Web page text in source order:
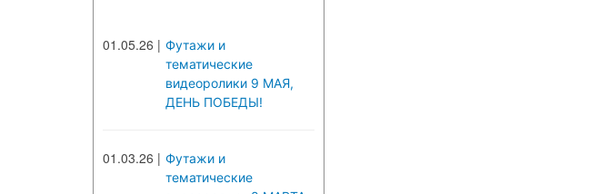
01.05.26 | Футажи и
тематические
видеоролики 9 МАЯ,
ДЕНЬ ПОБЕДЫ!
01.03.26 | Футажи и
тематические